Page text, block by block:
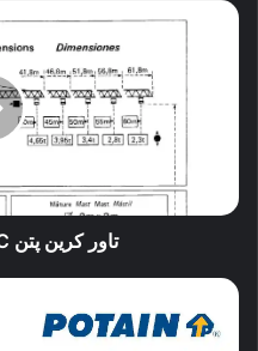
تاور
POTAIN
H3.23C
تاور کرین پتن POTAIN H3.23C
تاور
کرین
پتن